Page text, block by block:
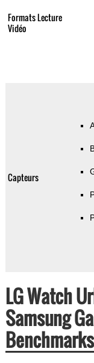
Formats Lecture
Vidéo
Capteurs
LG Watch
Samsung
Benchmarks